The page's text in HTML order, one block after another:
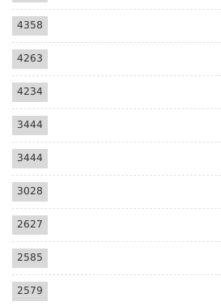
4358
4263
4234
3444
3444
3028
2627
2585
2579